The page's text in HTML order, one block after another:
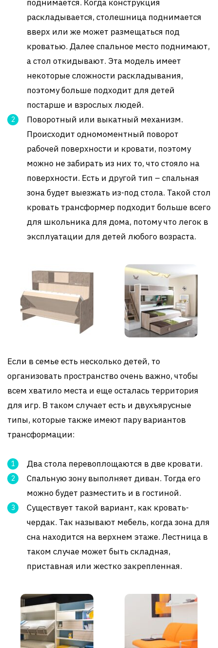
поднимается. Когда конструкция
раскладывается, столешница поднимается
вверх или же может размещаться под
кроватью. Далее спальное место поднимают,
а стол откидывают. Эта модель имеет
некоторые сложности раскладывания,
поэтому больше подходит для детей
постарше и взрослых людей.
Поворотный или выкатный механизм.
Происходит одномоментный поворот
рабочей поверхности и кровати, поэтому
можно не забирать из них то, что стояло на
поверхности. Есть и другой тип – спальная
зона будет выезжать из-под стола. Такой стол
кровать трансформер подходит больше всего
для школьника для дома, потому что легок в
эксплуатации для детей любого возраста.
Если в семье есть несколько детей, то
организовать пространство очень важно, чтобы
всем хватило места и еще осталась территория
для игр. В таком случает есть и двухъярусные
типы, которые также имеют пару вариантов
трансформации:
Два стола перевоплощаются в две кровати.
Спальную зону выполняет диван. Тогда его
можно будет разместить и в гостиной.
Существует такой вариант, как кровать-
чердак. Так называют мебель, когда зона для
сна находится на верхнем этаже. Лестница в
таком случае может быть складная,
приставная или жестко закрепленная.